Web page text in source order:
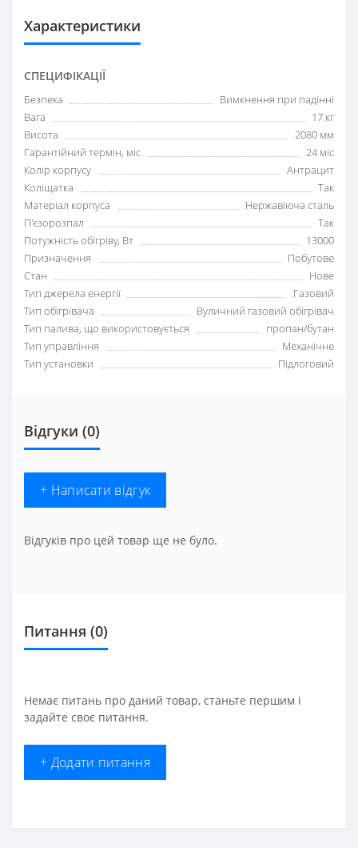
Характеристики
СПЕЦИФІКАЦІЇ
Безпека
Вимкнення при падінні
Вага
17 кг
Висота
2080 мм
Гарантійний термін, міс
24 міс
Колір корпусу
Антрацит
Коліщатка
Так
Матеріал корпуса
Нержавіюча сталь
П'єзорозпал
Так
Потужність обігріву, Вт
13000
Призначення
Побутове
Стан
Нове
Тип джерела енергії
Газовий
Тип обігрівача
Вуличний газовий обігрівач
Тип палива, що використовується
пропан/бутан
Тип управління
Механічне
Тип установки
Підлоговий
Відгуки (0)
+ Написати відгук
Відгуків про цей товар ще не було.
Питання (0)
Немає питань про даний товар, станьте першим і
задайте своє питання.
+ Додати питання